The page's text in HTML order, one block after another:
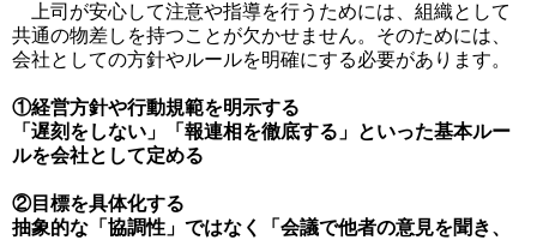
上司が安心して注意や指導を行うためには、組織として
共通の物差しを持つことが欠かせません。そのためには、
会社としての方針やルールを明確にする必要があります。
①経営方針や行動規範を明示する
「遅刻をしない」「報連相を徹底する」といった基本ルー
ルを会社として定める
②目標を具体化する
抽象的な「協調性」ではなく「会議で他者の意見を聞き、